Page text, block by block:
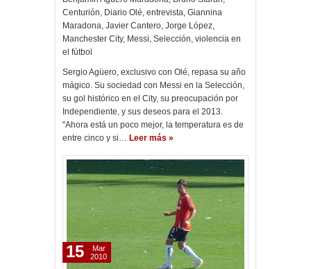
Centurión, Diario Olé, entrevista, Giannina
Maradona, Javier Cantero, Jorge López,
Manchester City, Messi, Selección, violencia en
el fútbol
Sergio Agüero, exclusivo con Olé, repasa su año
mágico. Su sociedad con Messi en la Selección,
su gol histórico en el City, su preocupación por
Independiente, y sus deseos para el 2013.
"Ahora está un poco mejor, la temperatura es de
entre cinco y si… Leer más »
15
Mar
2010